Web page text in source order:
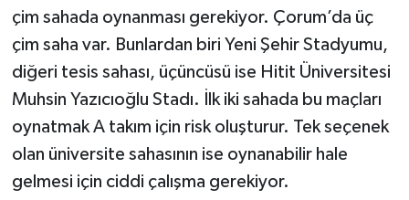
çim sahada oynanması gerekiyor. Çorum’da üç
çim saha var. Bunlardan biri Yeni Şehir Stadyumu,
diğeri tesis sahası, üçüncüsü ise Hitit Üniversitesi
Muhsin Yazıcıoğlu Stadı. İlk iki sahada bu maçları
oynatmak A takım için risk oluşturur. Tek seçenek
olan üniversite sahasının ise oynanabilir hale
gelmesi için ciddi çalışma gerekiyor.